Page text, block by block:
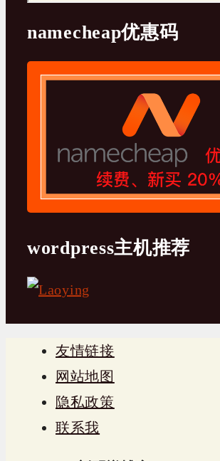
namecheap优惠码
wordpress主机推荐
友情链接
网站地图
隐私政策
联系我